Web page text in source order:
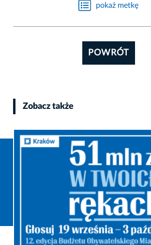
pokaż metkę
POWRÓT
Zobacz także